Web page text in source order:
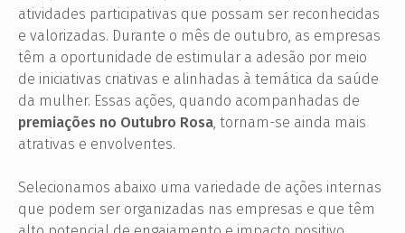
atividades participativas que possam ser reconhecidas
e valorizadas. Durante o mês de outubro, as empresas
têm a oportunidade de estimular a adesão por meio
de iniciativas criativas e alinhadas à temática da saúde
da mulher. Essas ações, quando acompanhadas de
premiações no Outubro Rosa, tornam-se ainda mais
atrativas e envolventes.
Selecionamos abaixo uma variedade de ações internas
que podem ser organizadas nas empresas e que têm